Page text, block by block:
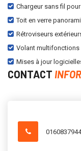
Chargeur sans fil
Toit en verre
Rétroviseurs
Volant multifonctions
Mises à jour
CONTACT
0160837944